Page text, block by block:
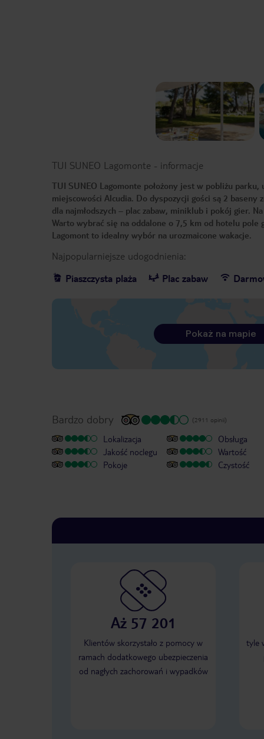
TUI SUNEO Lagomonte - informacje
TUI SUNEO Lagomonte położony jest w pobliżu
miejscowości Alcudia. Do dyspozycji gości są 2
dla najmłodszych – plac zabaw, miniklub i pokój gier.
Warto wybrać się na oddalone o 7,5 km od hotelu pole
Lagomont to idealny wybór na urozmaicone wakacje.
Najpopularniejsze udogodnienia:
Piaszczysta plaża
Plac zabaw
Pokaż na mapie
Bardzo dobry (2911 opinii)
Lokalizacja
Jakość noclegu
Pokoje
Obsługa
Wartość
Czystość
Aż 57 201
Klientów skorzystało z pomocy w
ramach dodatkowego ubezpieczenia
od nagłych zachorowań i wypadków
tyle